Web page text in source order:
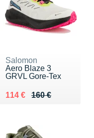
Salomon
Aero Blaze 3
GRVL Gore-Tex
160 €
Au lieu de 160 €
114 €
Vendu 114 €